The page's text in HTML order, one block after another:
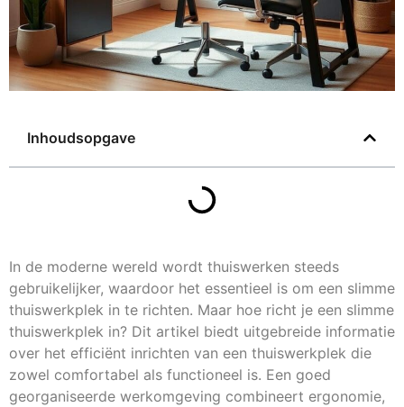
Inhoudsopgave
In de moderne wereld wordt thuiswerken steeds
gebruikelijker, waardoor het essentieel is om een slimme
thuiswerkplek in te richten. Maar hoe richt je een slimme
thuiswerkplek in? Dit artikel biedt uitgebreide informatie
over het efficiënt inrichten van een thuiswerkplek die
zowel comfortabel als functioneel is. Een goed
georganiseerde werkomgeving combineert ergonomie,